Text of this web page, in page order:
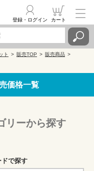
登録・ログイン カート
ト 販売TOP
販売商品
価格一覧
リーから探す
ドで探す